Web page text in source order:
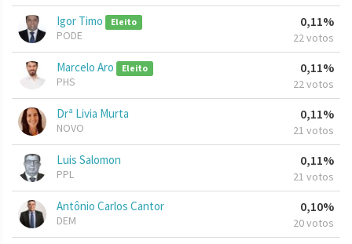
Igor Timo Eleito
PODE
0,11%
22 votos
Marcelo Aro Eleito
PHS
0,11%
22 votos
Drª Livia Murta
NOVO
0,11%
21 votos
Luis Salomon
PPL
0,11%
21 votos
Antônio Carlos Cantor
DEM
0,10%
20 votos